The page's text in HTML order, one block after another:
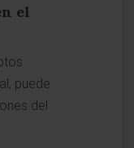
el
puede
del